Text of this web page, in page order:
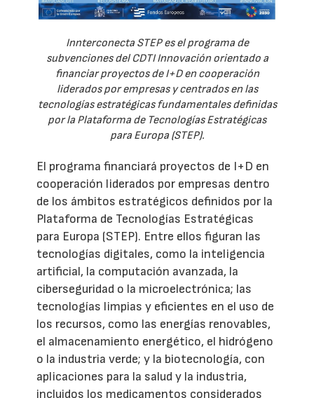
Innterconecta STEP es el programa de
subvenciones del CDTI Innovación orientado a
financiar proyectos de I+D en cooperación
liderados por empresas y centrados en las
tecnologías estratégicas fundamentales definidas
por la Plataforma de Tecnologías Estratégicas
para Europa (STEP).
El programa financiará proyectos de I+D en
cooperación liderados por empresas dentro
de los ámbitos estratégicos definidos por la
Plataforma de Tecnologías Estratégicas
para Europa (STEP). Entre ellos figuran las
tecnologías digitales, como la inteligencia
artificial, la computación avanzada, la
ciberseguridad o la microelectrónica; las
tecnologías limpias y eficientes en el uso de
los recursos, como las energías renovables,
el almacenamiento energético, el hidrógeno
o la industria verde; y la biotecnología, con
aplicaciones para la salud y la industria,
incluidos los medicamentos considerados